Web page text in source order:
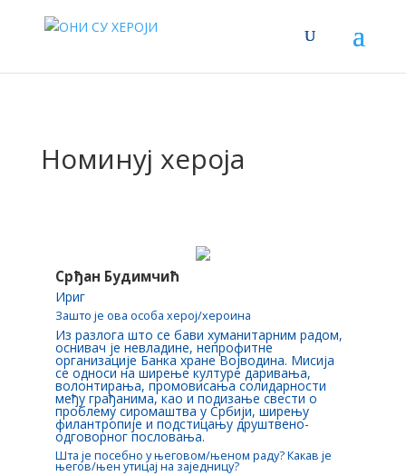
Номинуј хероја
Срђан Будимчић
Ириг
Зашто је ова особа херој/хероина
Из разлога што се бави хуманитарним радом,
оснивач је невладине, непрофитне
организације Банка хране Војводина. Мисија
се односи на ширење културе даривања,
волонтирања, промовисања солидарности
међу грађанима, као и подизање свести о
проблему сиромаштва у Србији, ширењу
филантропије и подстицању друштвено-
одговорног пословања.
Шта је посебно у његовом/њеном раду? Какав је
његов/њен утицај на заједницу?